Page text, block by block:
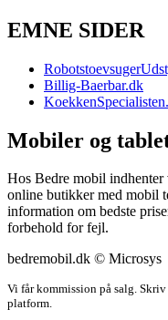
EMNE SIDER
Billig-Baerbar.dk
Mobiler og
Hos Bedre mobil
online butikker med mobil
information om bedste
forbehold for fejl.
bedremobil.dk © Microsys
Vi får kommission på salg.
platform.